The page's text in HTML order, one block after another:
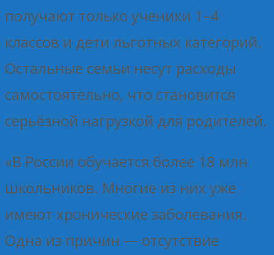
получают только ученики 1–4
классов и дети льготных категорий.
Остальные семьи несут расходы
самостоятельно, что становится
серьёзной нагрузкой для родителей.
«В России обучается более 18 млн
школьников. Многие из них уже
имеют хронические заболевания.
Одна из причин — отсутствие